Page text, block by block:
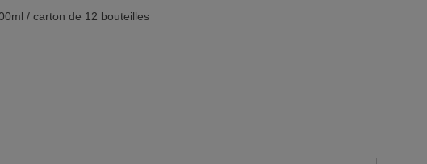
/ carton de 12 bouteilles